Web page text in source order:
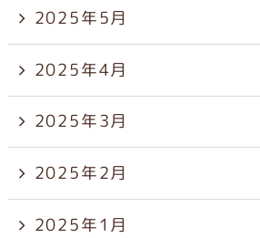
2025年5月
2025年4月
2025年3月
2025年2月
2025年1月